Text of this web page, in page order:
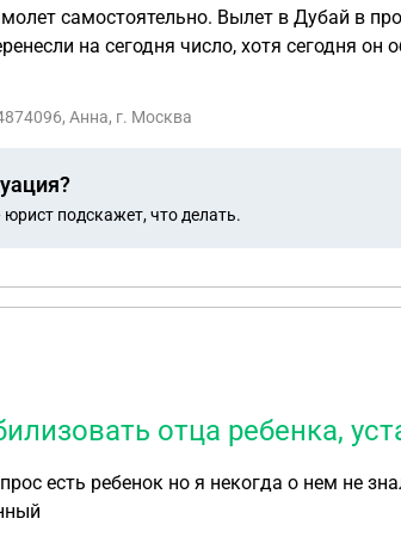
отправили обратно в Москву.
число, хотя сегодня он объективно не вылетит. Билет назад покупался
программу и стоит в порту. Можно ли
Анна, г. Москва
подскажет, что делать.
отца ребенка,
есть ребенок но я некогда о нем не